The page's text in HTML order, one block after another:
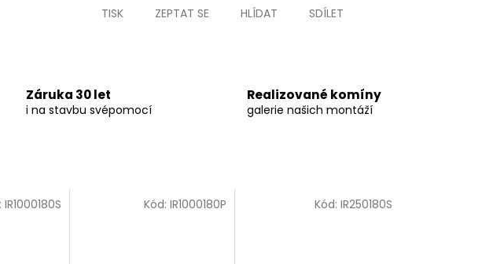
TISK ZEPTAT SE HLÍDAT SDÍLET
Záruka 30 let
i na stavbu svépomocí
Realizované komíny
galerie našich montáží
IR1000180S Kód:IR1000180P Kód: IR250180S